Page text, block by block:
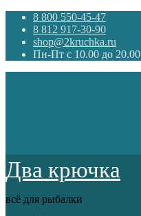
8 800 550-45-47
8 812 917-30-90
shop@2kruchka.ru
Пн-Пт с 10.00 до 20.00
Два крючка
всё для рыбалки